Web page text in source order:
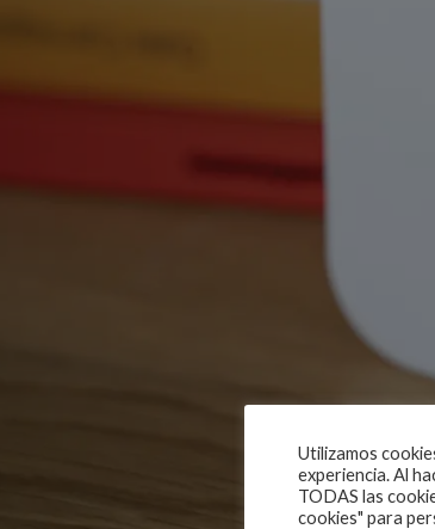
Utilizamos
experiencia. Al
TODAS las
cookies" para